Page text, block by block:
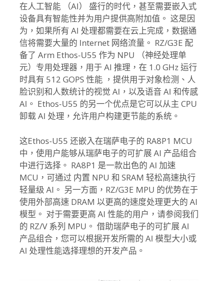
在人工智能 （AI） 盛行的时代，甚至需要嵌入式
设备具有智能性并为用户提供高附加值。 这是因
为，如果所有 AI 处理都需要在云上完成，数据通
信将需要大量的 Internet 网络流量。 RZ/G3E 配
备了 Arm Ethos-U55 作为 NPU （神经处理单
元）专用处理器，用于 AI 推理，在 1.0 GHz 运行
时具有 512 GOPS 性能 ，提供用于对象检测、人
脸识别和人数统计的视觉 AI，以及语音 AI 和传感
AI。 Ethos-U55 的另一个优点是它可以从主 CPU
卸载 AI 处理，允许用户构建更节能的系统。
这Ethos-U55 还嵌入在瑞萨电子的 RA8P1 MCU
中，使用户能够从瑞萨电子的可扩展 AI 产品组合
中进行选择。 RA8P1 是一款出色的 AI 加速
MCU，可通过 内置 NPU 和 SRAM 轻松高速执行
轻量级 AI。 另一方面，RZ/G3E MPU 的优势在于
使用外部高速 DRAM 以更高的速度处理更大的 AI
模型。 对于需要更高 AI 性能的用户，请参阅我们
的 RZ/V 系列 MPU。 借助瑞萨电子的可扩展 AI
产品组合，您可以根据开发所需的 AI 模型大小或
AI 处理性能选择理想的开发产品。